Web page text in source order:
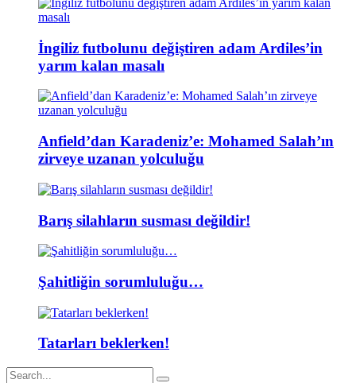
İngiliz futbolunu değiştiren adam Ardiles’in
yarım kalan masalı
Anfield’dan Karadeniz’e: Mohamed Salah’ın
zirveye uzanan yolculuğu
Barış silahların susması değildir!
Şahitliğin sorumluluğu…
Tatarları beklerken!